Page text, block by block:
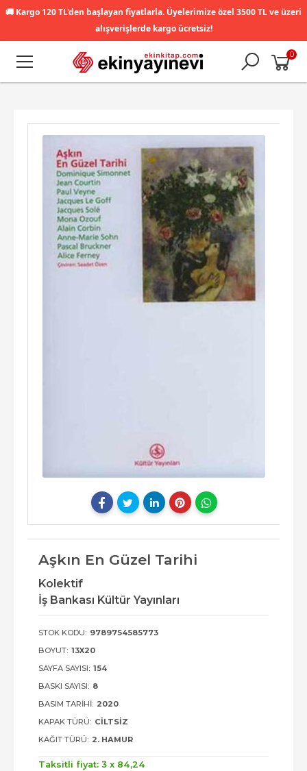
🚚 Kargo 120 TL'den başlayan fiyatlarla. Üyelerimize özel 3500 TL ve üzeri
alışverişlerde kargo ücretsiz!
0
Aşkın En Güzel Tarihi
Kolektif
İş Bankası Kültür Yayınları
STOK KODU: 9789754585773
BOYUT: 13X20
SAYFA SAYISI: 154
BASKI SAYISI: 8
BASIM TARIHI: 2020
KAPAK TÜRÜ: CILTSIZ
KAĞIT TÜRÜ: 2. HAMUR
Taksitli fiyat: 3 x 84,24